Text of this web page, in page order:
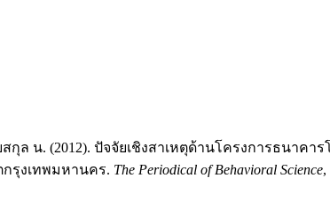
ล น. (2012). ปัจจัยเชิงสาเหตุด้านโครงการธนาค
รุงเทพมหานคร. The Periodical of Behavioral Science,